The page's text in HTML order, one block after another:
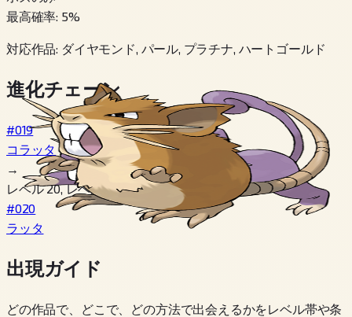
最高確率: 5%
対応作品: ダイヤモンド, パール, プラチナ, ハートゴールド
進化チェーン
#019
コラッタ
→
レベル 20, レベル 20, Night 時間
#020
ラッタ
出現ガイド
どの作品で、どこで、どの方法で出会えるかをレベル帯や条